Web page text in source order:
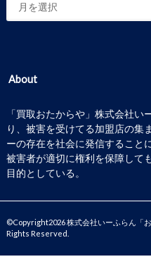
About
「買取おたからや」株式会社
り、被害を受けてる加盟店の集
ーの存在を社会に発信すること
被害者が適切に権利を保障して
目的としている。
©Copyright2026株式会社いーふらん「
Rights Reserved.